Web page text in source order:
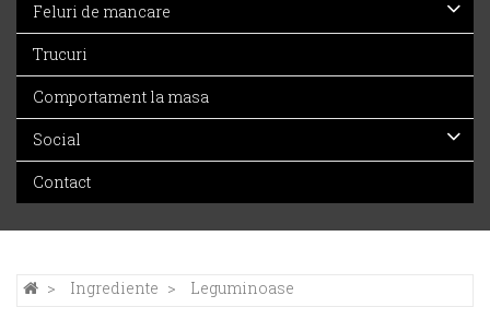
Feluri de mancare
Trucuri
Comportament la masa
Social
Contact
Ingrediente Leguminoase